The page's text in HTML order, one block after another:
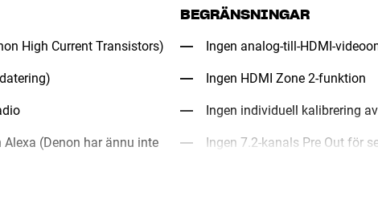
High Current Transistors)
(Denon har ännu inte
BEGRÄNSNINGAR
Ingen analog-till-HDMI-
Ingen HDMI Zone 2-funktion
Ingen individuell kalibrering
Ingen 7.2-kanals Pre Out för